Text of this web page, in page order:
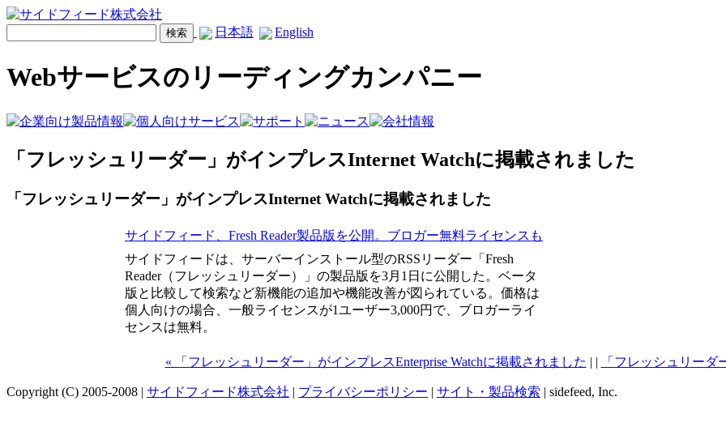
日本語 English
Webサービスのリーディングカンパニー
「フレッシュリーダー」がインプレスInternet Watchに掲載されました
「フレッシュリーダー」がインプレスInternet Watchに掲載されました
サイドフィード、Fresh Reader製品版を公開。ブロガー無料ライセンスも
サイドフィードは、サーバーインストール型のRSSリーダー「Fresh
Reader（フレッシュリーダー）」の製品版を3月1日に公開した。ベータ
版と比較して検索など新機能の追加や機能改善が図られている。価格は
個人向けの場合、一般ライセンスが1ユーザー3,000円で、ブロガーライ
センスは無料。
« 「フレッシュリーダー」がインプレスEnterprise Watchに掲載されました | | 「フレッシュリーダ
Copyright (C) 2005-2008 | サイドフィード株式会社 | プライバシーポリシー | サイト・製品検索 | sidefeed, Inc.